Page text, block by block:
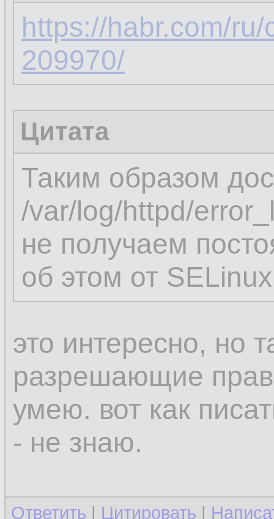
https://habr.com/
209970/
Цитата
Таким образом
/var/log/httpd/
не получаем
об этом от
это интересно, но
разрешающие
умею. вот как
- не знаю.
Ответить | Цитировать |